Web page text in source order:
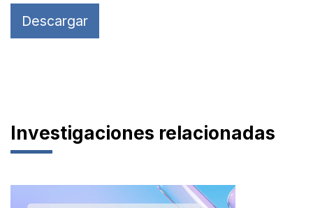
Descargar
Investigaciones relacionadas